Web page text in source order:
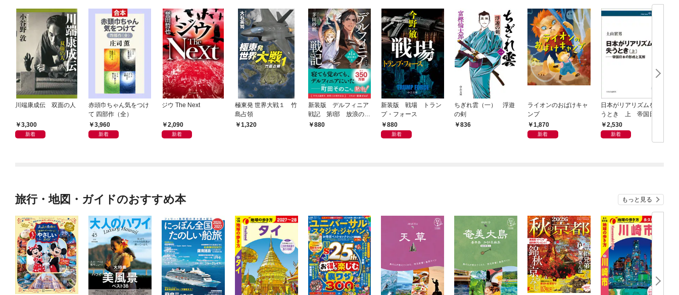
川端康成伝 双面の人
3,300
新着
赤頭巾ちゃん気をつけ
て 四部作（全）
3,960
新着
ジウ The Next
2,090
新着
極東発 世界大戦１ 竹
島占領
1,320
新装版 デルフィニア
戦記 第Ⅰ部 放浪の戦
士１880
新装版 戦場 トラン
プ・フォース
880
新着
ちぎれ雲（一） 浮遊
の剣
836
ライオンのおばけキャ
ンプ
1,870
新着
日本がリアリズムを失
うとき 上 帝国日本
の形成と瓦解
2,530
新着
旅行・地図・ガイドのおすすめ本 もっと見る